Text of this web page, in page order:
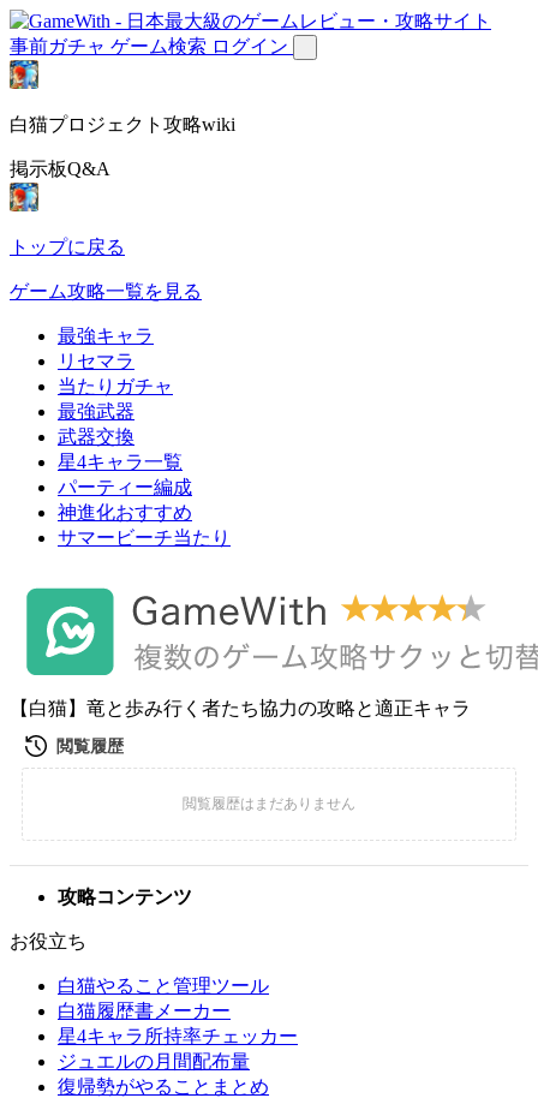
事前ガチャ ゲーム検索 ログイン
白猫プロジェクト攻略wiki
掲示板Q&A
トップに戻る
ゲーム攻略一覧を見る
最強キャラ
リセマラ
当たりガチャ
最強武器
武器交換
星4キャラ一覧
パーティー編成
神進化おすすめ
サマービーチ当たり
【白猫】竜と歩み行く者たち協力の攻略と適正キャラ
攻略コンテンツ
お役立ち
白猫やること管理ツール
白猫履歴書メーカー
星4キャラ所持率チェッカー
ジュエルの月間配布量
復帰勢がやることまとめ